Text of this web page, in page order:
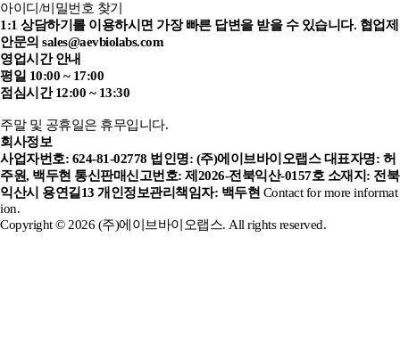
아이디/비밀번호 찾기
1:1 상담하기를 이용하시면 가장 빠른 답변을 받을 수 있습니다. 협업제
안문의 sales@aevbiolabs.com
영업시간 안내
평일 10:00 ~ 17:00
점심시간 12:00 ~ 13:30
주말 및 공휴일은 휴무입니다.
회사정보
사업자번호: 624-81-02778 법인명: (주)에이브바이오랩스 대표자명: 허
주원, 백두현 통신판매신고번호: 제2026-전북익산-0157호 소재지: 전북
익산시 용연길13 개인정보관리책임자: 백두현 Contact for more informat
ion.
Copyright © 2026 (주)에이브바이오랩스. All rights reserved.